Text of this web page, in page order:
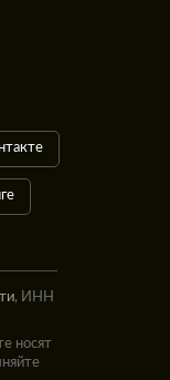
, ИНН
носят